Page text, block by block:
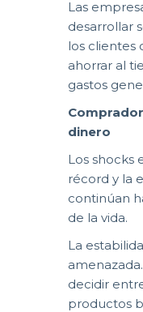
Las
desarrollar
los clientes
ahorrar al
gastos
dinero
Los shocks
récord y la
continúan
de la vida.
La
decidir
productos